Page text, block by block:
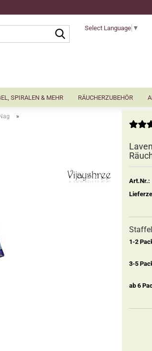
Suche...Select Language ▼
SPIRALEN & MEHR RÄUCHERZUBEHÖR
»
Art.Nr.:
1-2
3-5
ab 6